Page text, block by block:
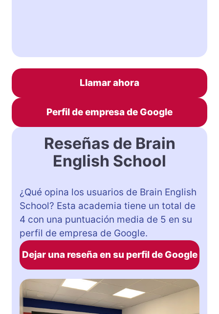
Llamar ahora
Perfil de empresa de Google
Reseñas de Brain
English School
¿Qué opina los usuarios de Brain English
School? Esta academia tiene un total de
4 con una puntuación media de 5 en su
perfil de empresa de Google.
Dejar una reseña en su perfil de Google